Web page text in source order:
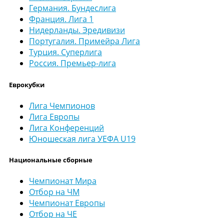
Германия. Бундеслига
Франция. Лига 1
Нидерланды. Эредивизи
Португалия. Примейра Лига
Турция. Суперлига
Россия. Премьер-лига
Еврокубки
Лига Чемпионов
Лига Европы
Лига Конференций
Юношеская лига УЕФА U19
Национальные сборные
Чемпионат Мира
Отбор на ЧМ
Чемпионат Европы
Отбор на ЧЕ